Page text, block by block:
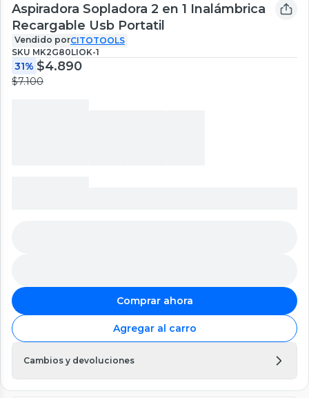
Aspiradora Sopladora 2 en 1 Inalámbrica
Recargable Usb Portatil
Vendido porCITOTOOLS
SKU MK2G80LIOK-1
31% $4.890
$7.100
Comprar ahora
Agregar al carro
Cambios y devoluciones